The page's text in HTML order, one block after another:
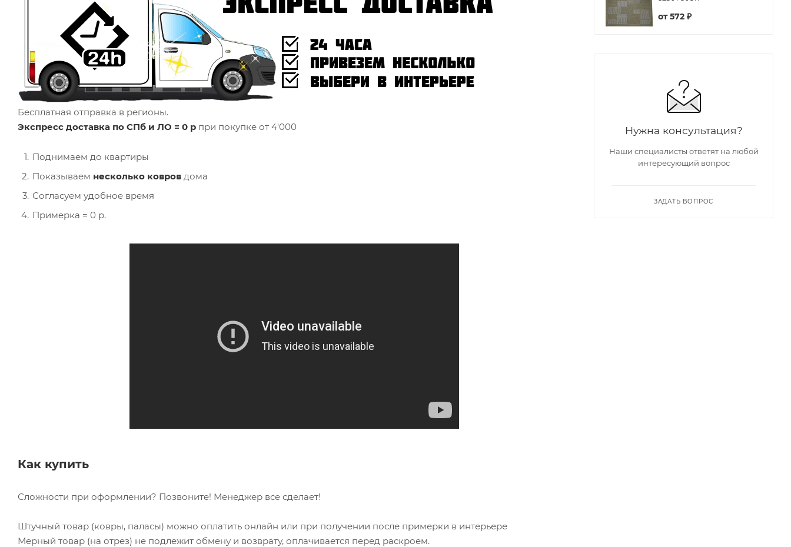
Бесплатная отправка в регионы.
Экспресс доставка по СПб и ЛО = 0 р при покупке от 4'000
Поднимаем до квартиры
Показываем несколько ковров дома
Согласуем удобное время
Примерка = 0 р.
Как купить
Сложности при оформлении? Позвоните! Менеджер все сделает!
Штучный товар (ковры, паласы) можно оплатить онлайн или при получении после примерки в интерьере
Мерный товар (на отрез) не подлежит обмену и возврату, оплачивается перед раскроем.
от572 ₽
Нужна консультация?
Наши специалисты ответят на любой
интересующий вопрос
ЗАДАТЬ ВОПРОС